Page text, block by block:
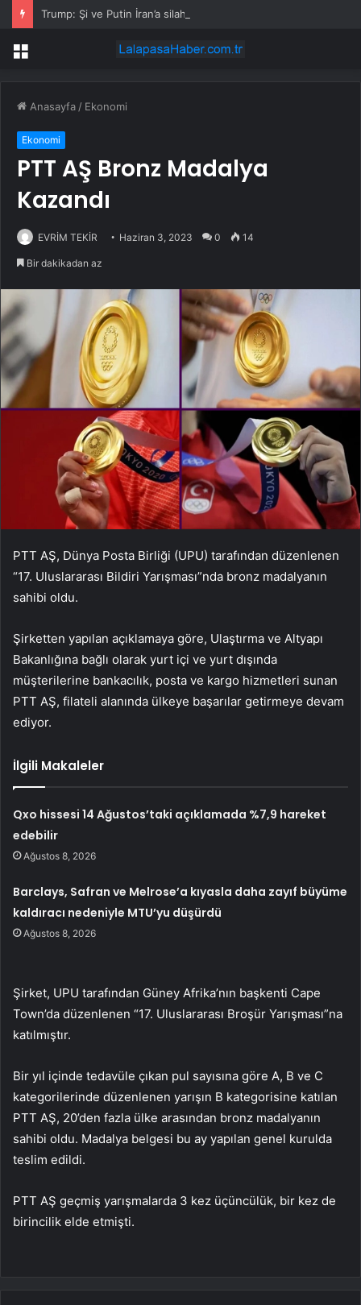
Trump: Şi ve Putin İran’a silah satmayacaklarını söyledi
Menü
Anasayfa / Ekonomi
Ekonomi
PTT AŞ Bronz Madalya
Kazandı
EVRİM TEKİR Haziran 3, 2023 0 14
Bir dakikadan az
PTT AŞ, Dünya Posta Birliği (UPU) tarafından düzenlenen
“17. Uluslararası Bildiri Yarışması”nda bronz madalyanın
sahibi oldu.
Şirketten yapılan açıklamaya göre, Ulaştırma ve Altyapı
Bakanlığına bağlı olarak yurt içi ve yurt dışında
müşterilerine bankacılık, posta ve kargo hizmetleri sunan
PTT AŞ, filateli alanında ülkeye başarılar getirmeye devam
ediyor.
İlgili Makaleler
Qxo hissesi 14 Ağustos’taki açıklamada %7,9 hareket
edebilir
Ağustos 8, 2026
Barclays, Safran ve Melrose’a kıyasla daha zayıf büyüme
kaldıracı nedeniyle MTU’yu düşürdü
Ağustos 8, 2026
Şirket, UPU tarafından Güney Afrika’nın başkenti Cape
Town’da düzenlenen “17. Uluslararası Broşür Yarışması”na
katılmıştır.
Bir yıl içinde tedavüle çıkan pul sayısına göre A, B ve C
kategorilerinde düzenlenen yarışın B kategorisine katılan
PTT AŞ, 20’den fazla ülke arasından bronz madalyanın
sahibi oldu. Madalya belgesi bu ay yapılan genel kurulda
teslim edildi.
PTT AŞ geçmiş yarışmalarda 3 kez üçüncülük, bir kez de
birincilik elde etmişti.